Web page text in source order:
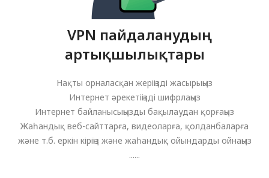
VPN пайдаланудың
артықшылықтары
Нақты орналасқан жеріңізді жасырыңыз
Интернет әрекетіңізді шифрлаңыз
Интернет байланысыңызды бақылаудан қорғаңыз
Жаһандық веб-сайттарға, видеоларға, қолданбаларға
және т.б. еркін кіріңіз және жаһандық ойындарды ойнаңыз
......